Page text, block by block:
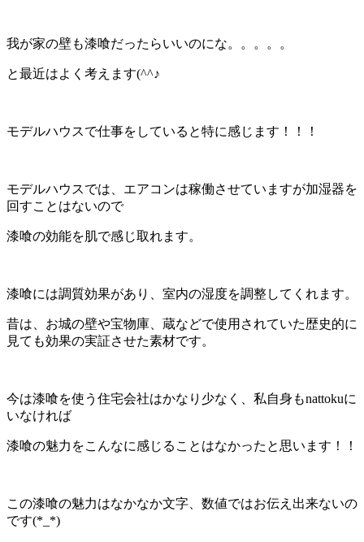
我が家の壁も漆喰だったらいいのにな。。。。。
と最近はよく考えます(^^♪
モデルハウスで仕事をしていると特に感じます！！！
モデルハウスでは、エアコンは稼働させていますが加湿器を
回すことはないので
漆喰の効能を肌で感じ取れます。
漆喰には調質効果があり、室内の湿度を調整してくれます。
昔は、お城の壁や宝物庫、蔵などで使用されていた歴史的に
見ても効果の実証させた素材です。
今は漆喰を使う住宅会社はかなり少なく、私自身もnattokuに
いなければ
漆喰の魅力をこんなに感じることはなかったと思います！！
この漆喰の魅力はなかなか文字、数値ではお伝え出来ないの
です(*_*)